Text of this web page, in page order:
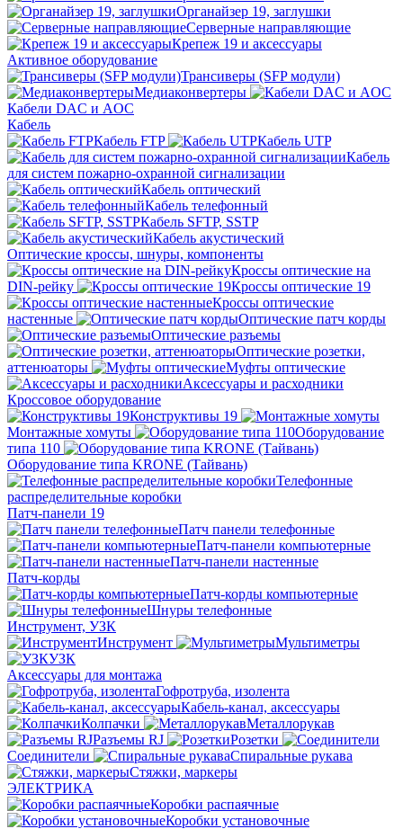
Органайзер 19, заглушки
Серверные направляющие
Крепеж 19 и аксессуары
Активное оборудование
Трансиверы (SFP модули)
Медиаконвертеры
Кабели DAC и AOC
Кабель
Кабель FTP
Кабель UTP
Кабель
для систем пожарно-охранной сигнализации
Кабель оптический
Кабель телефонный
Кабель SFTP, SSTP
Кабель акустический
Оптические кроссы, шнуры, компоненты
Кроссы оптические на
DIN-рейку
Кроссы оптические 19
Кроссы оптические
настенные
Оптические патч корды
Оптические разъемы
Оптические розетки,
аттенюаторы
Муфты оптические
Аксессуары и расходники
Кроссовое оборудование
Конструктивы 19
Монтажные хомуты
Оборудование
типа 110
Оборудование типа KRONE (Тайвань)
Телефонные
распределительные коробки
Патч-панели 19
Патч панели телефонные
Патч-панели компьютерные
Патч-панели настенные
Патч-корды
Патч-корды компьютерные
Шнуры телефонные
Инструмент, УЗК
Инструмент
Мультиметры
УЗК
Аксессуары для монтажа
Гофротруба, изолента
Кабель-канал, аксессуары
Колпачки
Металлорукав
Разъемы RJ
Розетки
Соединители
Спиральные рукава
Стяжки, маркеры
ЭЛЕКТРИКА
Коробки распаячные
Коробки установочные